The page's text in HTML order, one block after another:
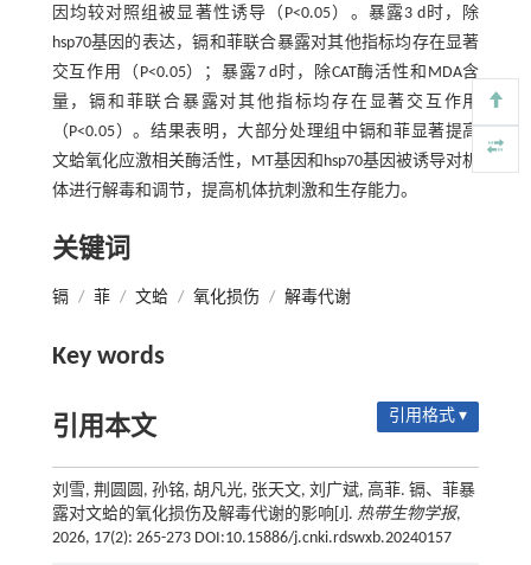
因均较对照组被显著性诱导（P<0.05）。暴露3 d时，除
hsp70基因的表达，镉和菲联合暴露对其他指标均存在显著
交互作用（P<0.05）；暴露7 d时，除CAT酶活性和MDA含
量，镉和菲联合暴露对其他指标均存在显著交互作用
（P<0.05）。结果表明，大部分处理组中镉和菲显著提高
文蛤氧化应激相关酶活性，MT基因和hsp70基因被诱导对机
体进行解毒和调节，提高机体抗刺激和生存能力。
关键词
镉 / 菲 / 文蛤 / 氧化损伤 / 解毒代谢
Key words
引用本文 引用格式 ▾
刘雪, 荆圆圆, 孙铭, 胡凡光, 张天文, 刘广斌, 高菲. 镉、菲暴
露对文蛤的氧化损伤及解毒代谢的影响[J]. 热带生物学报,
2026, 17(2): 265-273 DOI:10.15886/j.cnki.rdswxb.20240157